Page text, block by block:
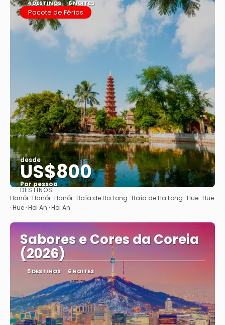
4 DESTINOS 6 NOITES
Pacote de Férias
desde
US$800
Por pessoa
Vejo
DESTINOS
Hanói · Hanói · Hanói · Baía de Ha Long · Baía de Ha Long · Hue · Hue
· Hue · Hoi An · Hoi An
Sabores e Cores da Coreia
(2026)
5 DESTINOS 6 NOITES